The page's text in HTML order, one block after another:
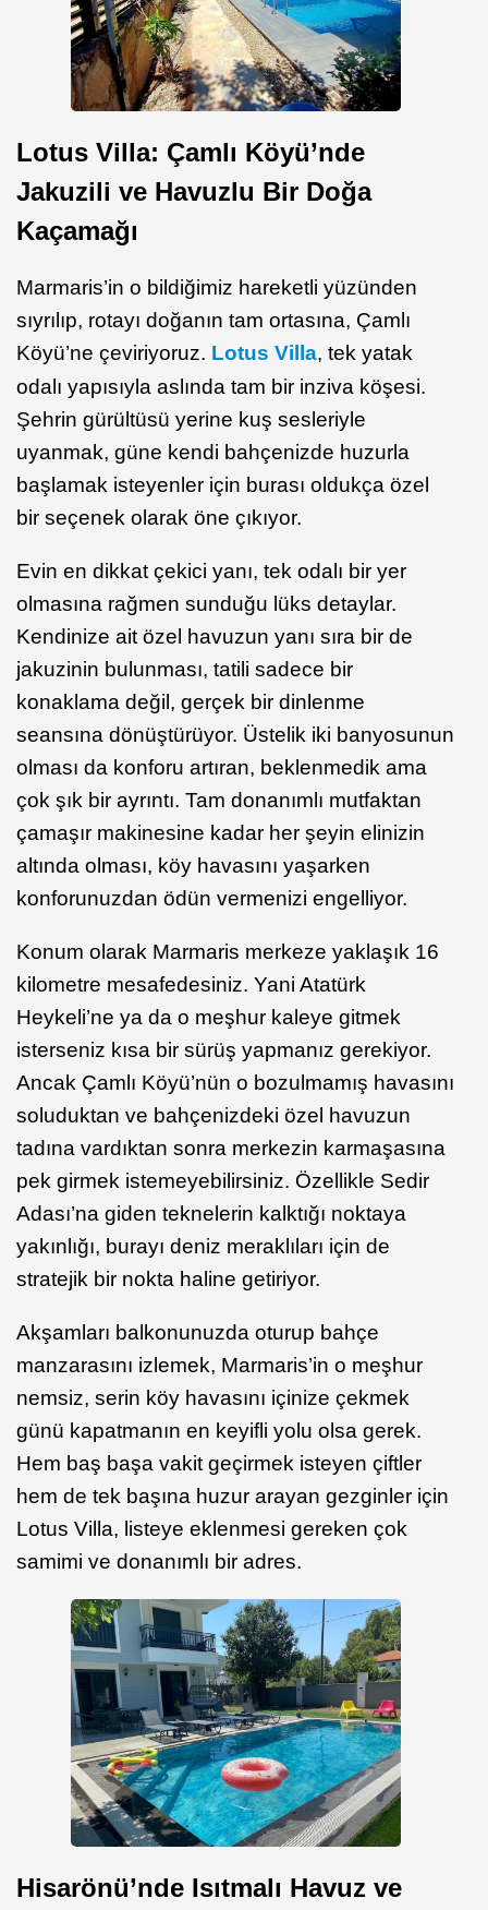
Lotus Villa: Çamlı Köyü’nde
Jakuzili ve Havuzlu Bir Doğa
Kaçamağı
Marmaris’in o bildiğimiz hareketli yüzünden
sıyrılıp, rotayı doğanın tam ortasına, Çamlı
Köyü’ne çeviriyoruz. Lotus Villa, tek yatak
odalı yapısıyla aslında tam bir inziva köşesi.
Şehrin gürültüsü yerine kuş sesleriyle
uyanmak, güne kendi bahçenizde huzurla
başlamak isteyenler için burası oldukça özel
bir seçenek olarak öne çıkıyor.
Evin en dikkat çekici yanı, tek odalı bir yer
olmasına rağmen sunduğu lüks detaylar.
Kendinize ait özel havuzun yanı sıra bir de
jakuzinin bulunması, tatili sadece bir
konaklama değil, gerçek bir dinlenme
seansına dönüştürüyor. Üstelik iki banyosunun
olması da konforu artıran, beklenmedik ama
çok şık bir ayrıntı. Tam donanımlı mutfaktan
çamaşır makinesine kadar her şeyin elinizin
altında olması, köy havasını yaşarken
konforunuzdan ödün vermenizi engelliyor.
Konum olarak Marmaris merkeze yaklaşık 16
kilometre mesafedesiniz. Yani Atatürk
Heykeli’ne ya da o meşhur kaleye gitmek
isterseniz kısa bir sürüş yapmanız gerekiyor.
Ancak Çamlı Köyü’nün o bozulmamış havasını
soluduktan ve bahçenizdeki özel havuzun
tadına vardıktan sonra merkezin karmaşasına
pek girmek istemeyebilirsiniz. Özellikle Sedir
Adası’na giden teknelerin kalktığı noktaya
yakınlığı, burayı deniz meraklıları için de
stratejik bir nokta haline getiriyor.
Akşamları balkonunuzda oturup bahçe
manzarasını izlemek, Marmaris’in o meşhur
nemsiz, serin köy havasını içinize çekmek
günü kapatmanın en keyifli yolu olsa gerek.
Hem baş başa vakit geçirmek isteyen çiftler
hem de tek başına huzur arayan gezginler için
Lotus Villa, listeye eklenmesi gereken çok
samimi ve donanımlı bir adres.
Hisarönü’nde Isıtmalı Havuz ve